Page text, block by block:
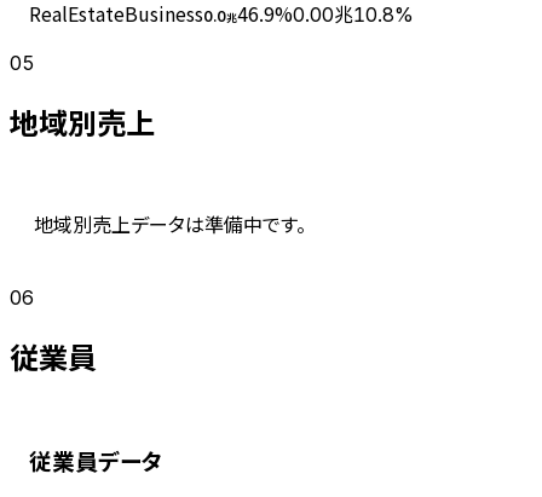
RealEstateBusiness0.0兆46.9%0.00兆10.8%
05
地域別売上
地域別売上データは準備中です。
06
従業員
従業員データ